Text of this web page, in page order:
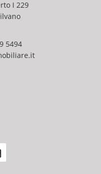
I 229
5494